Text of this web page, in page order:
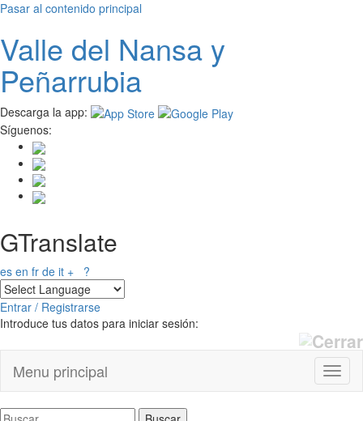
Pasar al contenido principal
Valle del Nansay
Peñarrubia
Descarga la app:
Síguenos:
GTranslate
es en fr de it + ?
Entrar / Registrarse
Introduce tus datos para iniciar sesión:
Menu principal